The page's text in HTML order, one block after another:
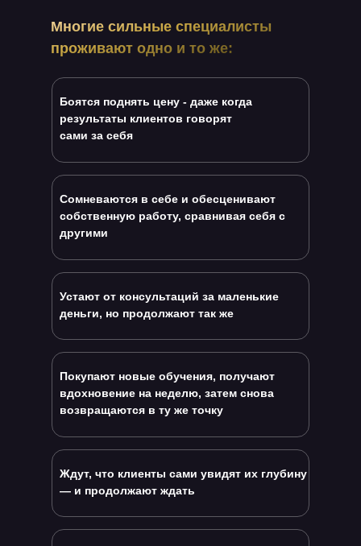
Боятся поднять цену - даже когда
результаты клиентов говорят
сами за себя
Устают от консультаций за маленькие
деньги, но продолжают так же
Ждут, что клиенты сами увидят их глубину
— и продолжают ждать
Покупают новые обучения, получают
вдохновение на неделю, затем снова
возвращаются в ту же точку
Сомневаются в себе и обесценивают
собственную работу, сравнивая себя с
другими
Многие сильные специалисты
проживают одно и то же: